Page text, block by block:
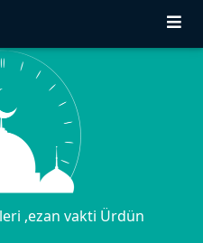
,ezan vakti Ürdün